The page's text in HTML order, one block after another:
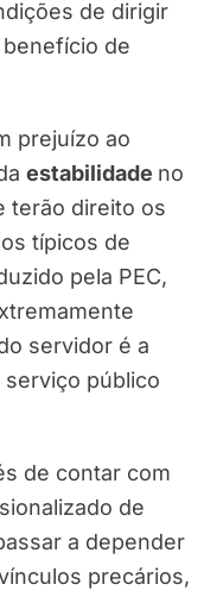
de dirigir
de
prejuízo ao
estabilidade no
terão direito os
típicos de
pela PEC,
servidor é a
público
de contar com
de
a depender
precários,